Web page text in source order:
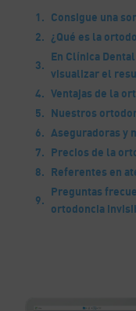
Consigue una
¿Qué es la
En Clínica
visualizar el
Ventajas de la
Nuestros
Aseguradoras y
Precios de la
Referentes en
Preguntas
ortodoncia